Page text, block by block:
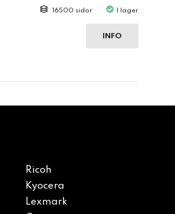
16500 sidor I lager
INFO
Ricoh
Kyocera
Lexmark